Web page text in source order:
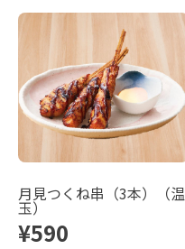
月見つくね串（3本）（温
玉）
¥590